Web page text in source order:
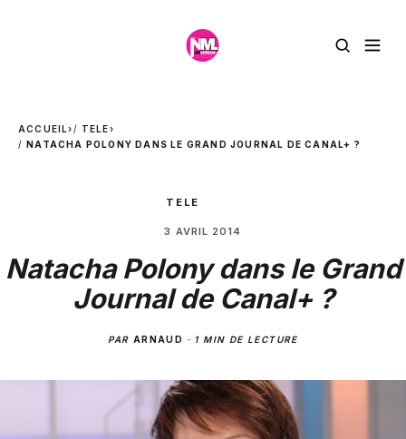
ACCUEIL› TELE›
NATACHA POLONY DANS LE GRAND JOURNAL DE CANAL+ ?
TELE
3 AVRIL 2014
Natacha Polony dans le Grand
Journal de Canal+ ?
PAR ARNAUD · 1 MIN DE LECTURE